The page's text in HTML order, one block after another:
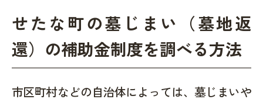
せたな町の墓じまい（墓地返
還）の補助金制度を調べる方法
市区町村などの自治体によっては、墓じまいや